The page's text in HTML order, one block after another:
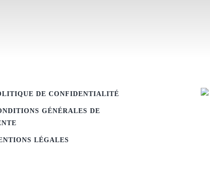
DE CONFIDENTIALITÉ
GÉNÉRALES DE
LÉGALES